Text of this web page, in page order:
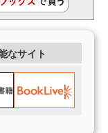
なサイト